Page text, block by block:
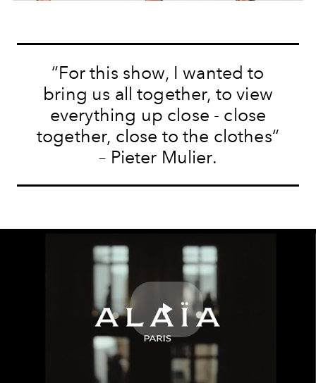
“For this show, I wanted to
bring us all together, to view
everything up close - close
together, close to the clothes“
– Pieter Mulier.
Play